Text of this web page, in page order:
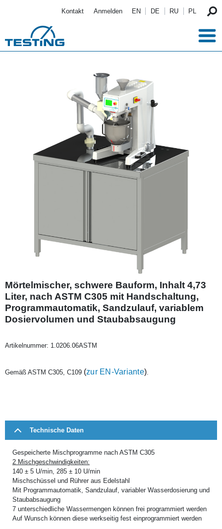
Kontakt Anmelden EN DE RU PL
Mörtelmischer, schwere Bauform, Inhalt 4,73
Liter, nach ASTM C305 mit Handschaltung,
Programmautomatik, Sandzulauf, variablem
Dosiervolumen und Staubabsaugung
Artikelnummer: 1.0206.06ASTM
Gemäß ASTM C305, C109 (zur EN-Variante)
Technische Daten
Gespeicherte Mischprogramme nach ASTM C305
2 Mischgeschwindigkeiten:
140 ± 5 U/min, 285 ± 10 U/min
Mischschüssel und Rührer aus Edelstahl
Mit Programmautomatik, Sandzulauf, variabler Wasserdosierung und
Staubabsaugung
7 unterschiedliche Wassermengen können frei programmiert werden
Auf Wunsch können diese werkseitig fest einprogrammiert werden